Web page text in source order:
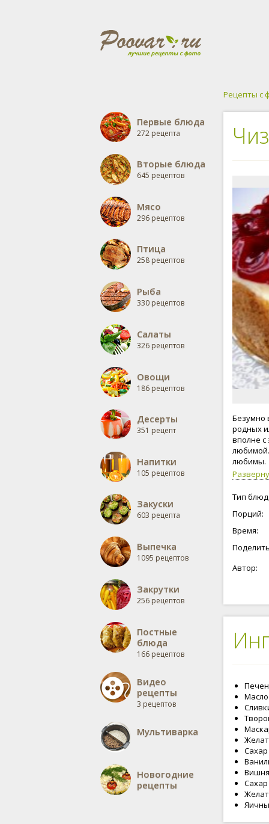
Первые блюда
272 рецепта
Вторые блюда
645 рецептов
Мясо
296 рецептов
Птица
258 рецептов
Рыба
330 рецептов
Салаты
326 рецептов
Овощи
186 рецептов
Десерты
351 рецепт
Напитки
105 рецептов
Закуски
603 рецепта
Выпечка
1095 рецептов
Закрутки
256 рецептов
Постные
блюда
166 рецептов
Видео
рецепты
3 рецептов
Мультиварка
Новогодние
рецепты
Рецепты с
Безумно
родных
вполне с
любимой.
любимы.
Тип
Порций:
Время:
Автор:
Масло
Сахар
Сахар